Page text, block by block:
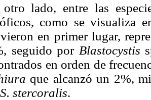
lado, entre las
como se visualiza
en primer lugar,
seguido por Blastocystis
en orden de
que alcanzó un 2%,
S. stercoralis.